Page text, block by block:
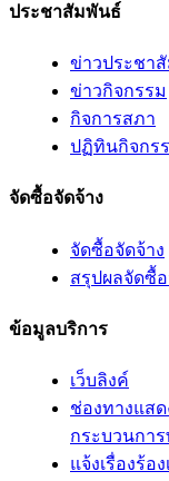
ประชาสัมพันธ์
ข่าวประชา
ข่าวกิจกรรม
กิจการสภา
ปฏิทินกิจกร
จัดซื้อจัดจ้าง
จัดซื้อจัดจ้าง
สรุปผลจัดซื้อ
ข้อมูลบริการ
เว็บลิงค์
ช่องทางแส
กระบวนกา
แจ้งเรื่องร้อ